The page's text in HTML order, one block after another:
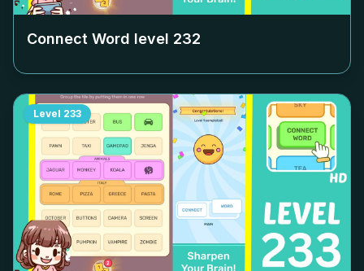
Connect Word level 232
Level 233